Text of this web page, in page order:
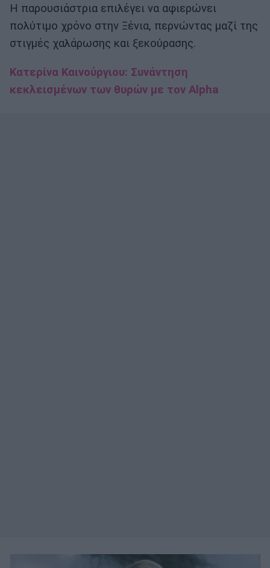
Η παρουσιάστρια επιλέγει να αφιερώνει
πολύτιμο χρόνο στην Ξένια, περνώντας μαζί της
στιγμές χαλάρωσης και ξεκούρασης.
Κατερίνα Καινούργιου: Συνάντηση
κεκλεισμένων των θυρών με τον Alpha